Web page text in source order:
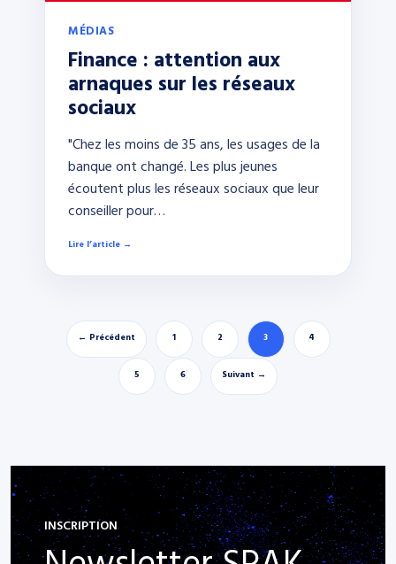
MÉDIAS
Finance : attention aux
arnaques sur les réseaux
sociaux
"Chez les moins de 35 ans, les usages de la
banque ont changé. Les plus jeunes
écoutent plus les réseaux sociaux que leur
conseiller pour…
Lire l’article →
← Précédent 1 2 3 4
5 6 Suivant →
INSCRIPTION